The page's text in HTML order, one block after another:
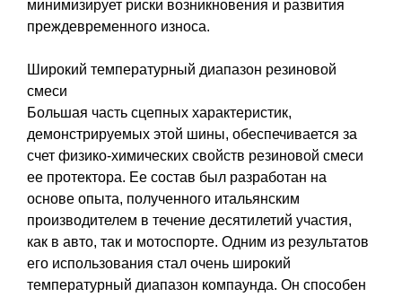
минимизирует риски возникновения и развития
преждевременного износа.
Широкий температурный диапазон резиновой
смеси
Большая часть сцепных характеристик,
демонстрируемых этой шины, обеспечивается за
счет физико-химических свойств резиновой смеси
ее протектора. Ее состав был разработан на
основе опыта, полученного итальянским
производителем в течение десятилетий участия,
как в авто, так и мотоспорте. Одним из результатов
его использования стал очень широкий
температурный диапазон компаунда. Он способен